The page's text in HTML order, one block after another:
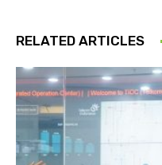
RELATED ARTICLES